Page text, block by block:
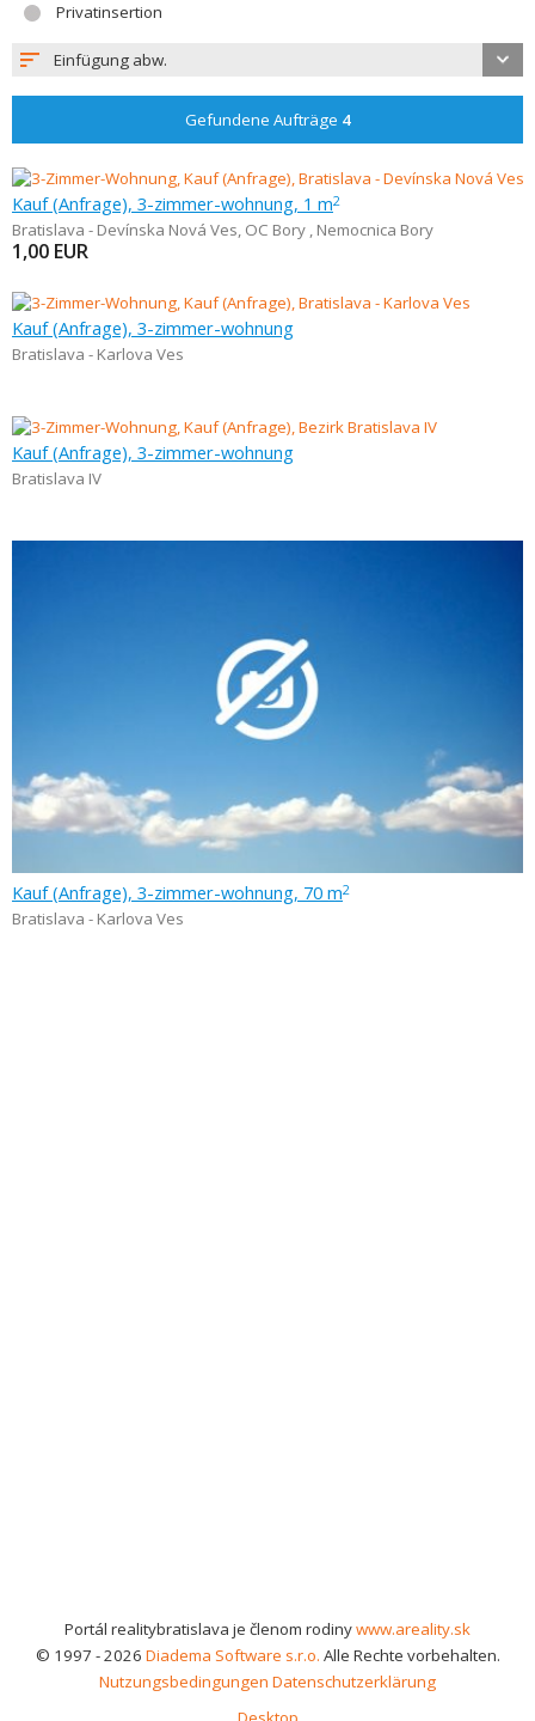
Privatinsertion
Einfügung abw.
Gefundene Aufträge 4
Kauf (Anfrage), 3-zimmer-wohnung, 1 m2
Bratislava - Devínska Nová Ves, OC Bory , Nemocnica Bory
1,00 EUR
Kauf (Anfrage), 3-zimmer-wohnung
Bratislava - Karlova Ves
Kauf (Anfrage), 3-zimmer-wohnung
Bratislava IV
Kauf (Anfrage), 3-zimmer-wohnung, 70 m2
Bratislava - Karlova Ves
Portál realitybratislava je členom rodinywww.areality.sk
© 1997 - 2026 Diadema Software s.r.o. Alle Rechte vorbehalten.
Nutzungsbedingungen Datenschutzerklärung